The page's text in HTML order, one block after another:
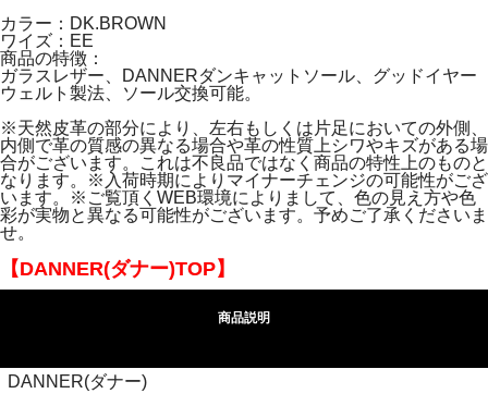
カラー：DK.BROWN
ワイズ：EE
商品の特徴：
ガラスレザー、DANNERダンキャットソール、グッドイヤー
ウェルト製法、ソール交換可能。
※天然皮革の部分により、左右もしくは片足においての外側、
内側で革の質感の異なる場合や革の性質上シワやキズがある場
合がございます。これは不良品ではなく商品の特性上のものと
なります。※入荷時期によりマイナーチェンジの可能性がござ
います。※ご覧頂くWEB環境によりまして、色の見え方や色
彩が実物と異なる可能性がございます。予めご了承くださいま
せ。
【DANNER(ダナー)TOP】
商品説明
DANNER(ダナー)